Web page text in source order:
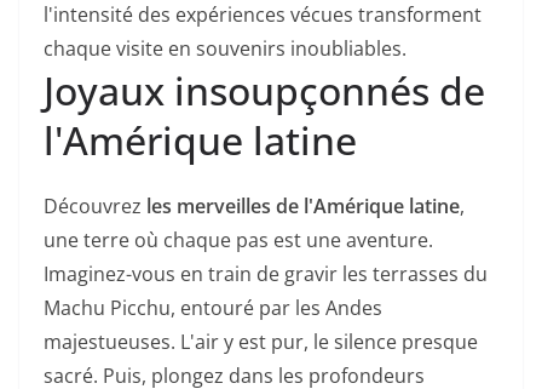
l'intensité des expériences vécues transforment
chaque visite en souvenirs inoubliables.
Joyaux insoupçonnés de
l'Amérique latine
Découvrez les merveilles de l'Amérique latine,
une terre où chaque pas est une aventure.
Imaginez-vous en train de gravir les terrasses du
Machu Picchu, entouré par les Andes
majestueuses. L'air y est pur, le silence presque
sacré. Puis, plongez dans les profondeurs